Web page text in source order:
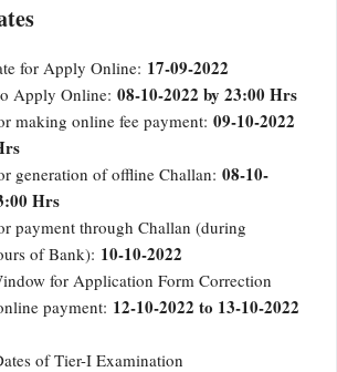
for Apply Online: 17-09-2022
Apply Online: 08-10-2022 by 23:00 Hrs
making online fee payment: 09-10-2022
generation of offline Challan: 08-10-
Hrs
payment through Challan (during
of Bank): 10-10-2022
for Application Form Correction
payment: 12-10-2022 to 13-10-2022
of Tier-I Examination